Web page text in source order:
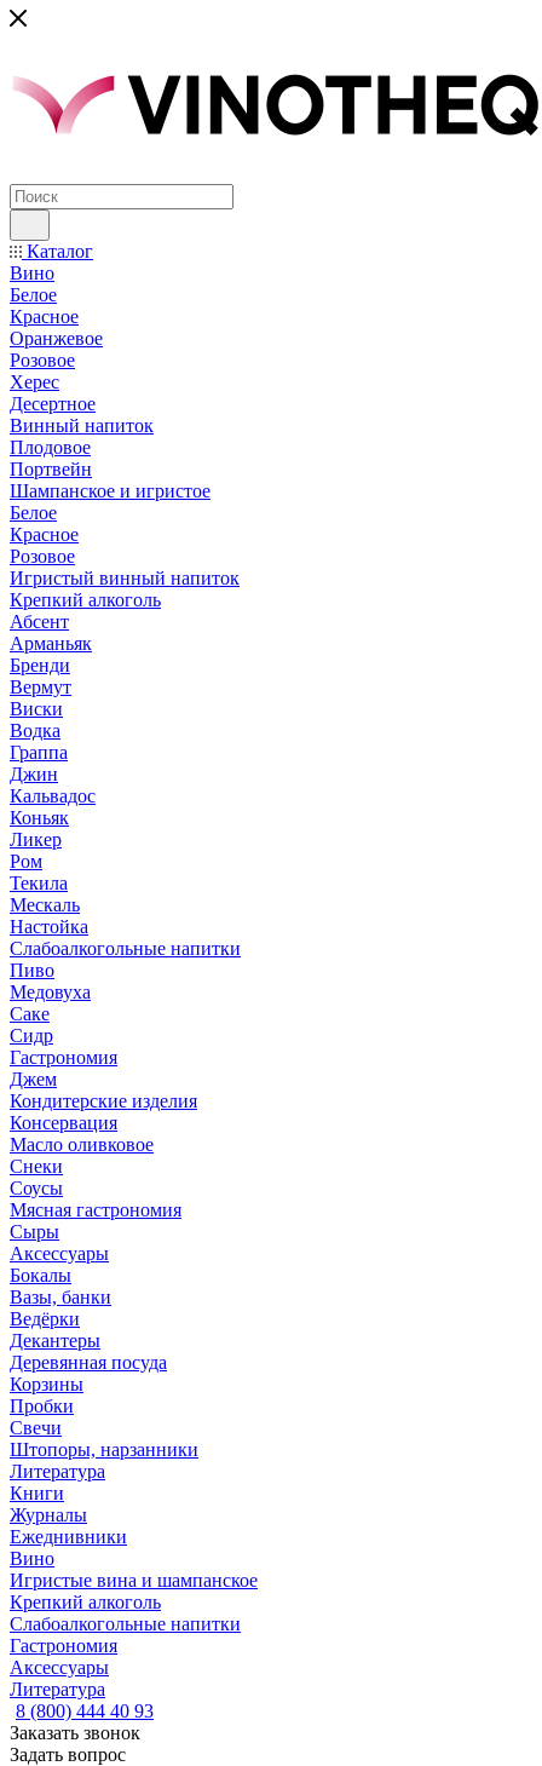
Каталог
Вино
Белое
Красное
Оранжевое
Розовое
Херес
Десертное
Винный напиток
Плодовое
Портвейн
Шампанское и игристое
Белое
Красное
Розовое
Игристый винный напиток
Крепкий алкоголь
Абсент
Арманьяк
Бренди
Вермут
Виски
Водка
Граппа
Джин
Кальвадос
Коньяк
Ликер
Ром
Текила
Мескаль
Настойка
Слабоалкогольные напитки
Пиво
Медовуха
Саке
Сидр
Гастрономия
Джем
Кондитерские изделия
Консервация
Масло оливковое
Снеки
Соусы
Мясная гастрономия
Сыры
Аксессуары
Бокалы
Вазы, банки
Ведёрки
Декантеры
Деревянная посуда
Корзины
Пробки
Свечи
Штопоры, нарзанники
Литература
Книги
Журналы
Ежеднивники
Вино
Игристые вина и шампанское
Крепкий алкоголь
Слабоалкогольные напитки
Гастрономия
Аксессуары
Литература
8 (800) 444 40 93
Заказать звонок
Задать вопрос